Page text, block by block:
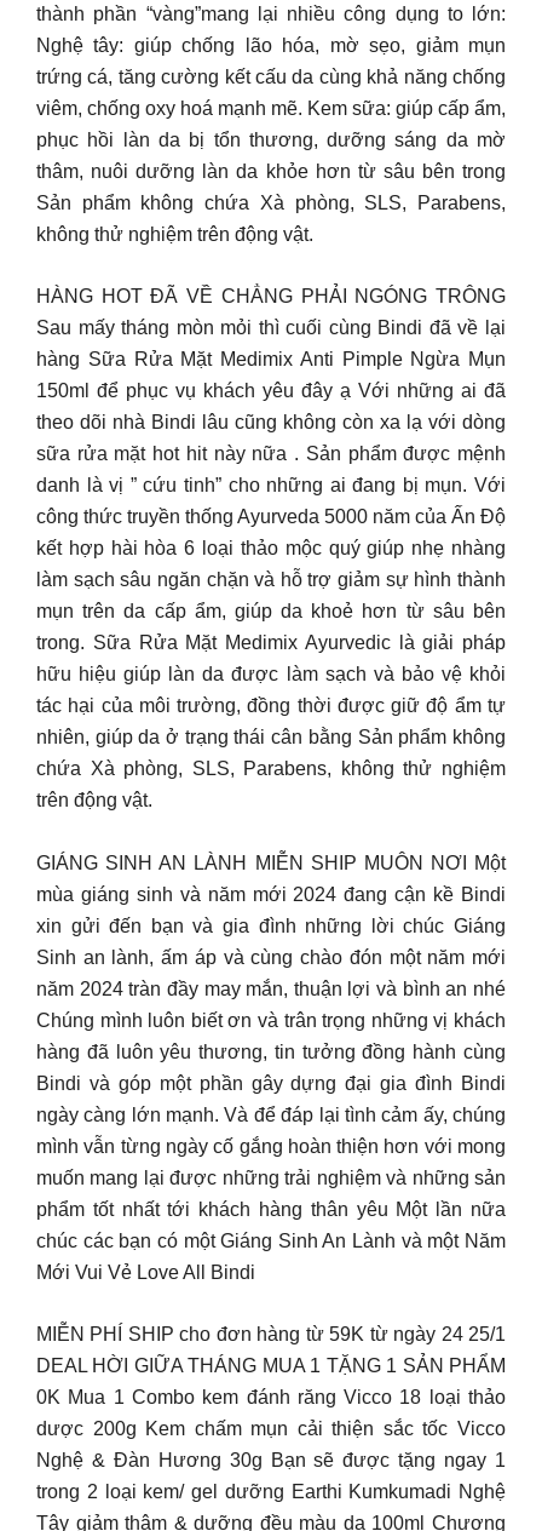
thành phần “vàng”mang lại nhiều công dụng to lớn:
Nghệ tây: giúp chống lão hóa, mờ sẹo, giảm mụn
trứng cá, tăng cường kết cấu da cùng khả năng chống
viêm, chống oxy hoá mạnh mẽ. Kem sữa: giúp cấp ẩm,
phục hồi làn da bị tổn thương, dưỡng sáng da mờ
thâm, nuôi dưỡng làn da khỏe hơn từ sâu bên trong
Sản phẩm không chứa Xà phòng, SLS, Parabens,
không thử nghiệm trên động vật.
HÀNG HOT ĐÃ VỀ CHẲNG PHẢI NGÓNG TRÔNG
Sau mấy tháng mòn mỏi thì cuối cùng Bindi đã về lại
hàng Sữa Rửa Mặt Medimix Anti Pimple Ngừa Mụn
150ml để phục vụ khách yêu đây ạ Với những ai đã
theo dõi nhà Bindi lâu cũng không còn xa lạ với dòng
sữa rửa mặt hot hit này nữa . Sản phẩm được mệnh
danh là vị ” cứu tinh” cho những ai đang bị mụn. Với
công thức truyền thống Ayurveda 5000 năm của Ấn Độ
kết hợp hài hòa 6 loại thảo mộc quý giúp nhẹ nhàng
làm sạch sâu ngăn chặn và hỗ trợ giảm sự hình thành
mụn trên da cấp ẩm, giúp da khoẻ hơn từ sâu bên
trong. Sữa Rửa Mặt Medimix Ayurvedic là giải pháp
hữu hiệu giúp làn da được làm sạch và bảo vệ khỏi
tác hại của môi trường, đồng thời được giữ độ ẩm tự
nhiên, giúp da ở trạng thái cân bằng Sản phẩm không
chứa Xà phòng, SLS, Parabens, không thử nghiệm
trên động vật.
GIÁNG SINH AN LÀNH MIỄN SHIP MUÔN NƠI Một
mùa giáng sinh và năm mới 2024 đang cận kề Bindi
xin gửi đến bạn và gia đình những lời chúc Giáng
Sinh an lành, ấm áp và cùng chào đón một năm mới
năm 2024 tràn đầy may mắn, thuận lợi và bình an nhé
Chúng mình luôn biết ơn và trân trọng những vị khách
hàng đã luôn yêu thương, tin tưởng đồng hành cùng
Bindi và góp một phần gây dựng đại gia đình Bindi
ngày càng lớn mạnh. Và để đáp lại tình cảm ấy, chúng
mình vẫn từng ngày cố gắng hoàn thiện hơn với mong
muốn mang lại được những trải nghiệm và những sản
phẩm tốt nhất tới khách hàng thân yêu Một lần nữa
chúc các bạn có một Giáng Sinh An Lành và một Năm
Mới Vui Vẻ Love All Bindi
MIỄN PHÍ SHIP cho đơn hàng từ 59K từ ngày 24 25/1
DEAL HỜI GIỮA THÁNG MUA 1 TẶNG 1 SẢN PHẨM
0K Mua 1 Combo kem đánh răng Vicco 18 loại thảo
dược 200g Kem chấm mụn cải thiện sắc tốc Vicco
Nghệ & Đàn Hương 30g Bạn sẽ được tặng ngay 1
trong 2 loại kem/ gel dưỡng Earthi Kumkumadi Nghệ
Tây giảm thâm & dưỡng đều màu da 100ml Chương